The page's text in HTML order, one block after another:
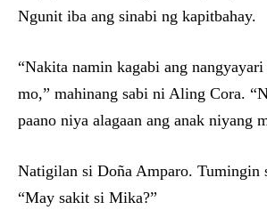
Ngunit iba ang sinabi ng kapitbahay.
“Nakita namin kagabi ang
mo,” mahinang sabi ni Aling Cora.
paano niya alagaan ang anak niyang
Natigilan si Doña Amparo. Tumingin
“May sakit si Mika?”